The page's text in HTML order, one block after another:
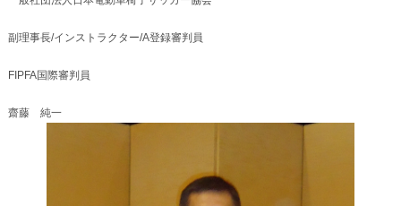
副理事長/インストラクター/A登録審判員
FIPFA国際審判員
齋藤 純一